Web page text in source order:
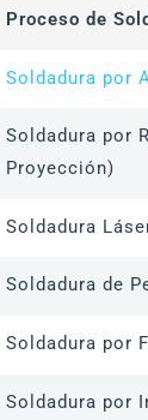
Proceso de
Soldadura por
Soldadura por
Proyección)
Soldadura
Soldadura de
Soldadura por
Soldadura por